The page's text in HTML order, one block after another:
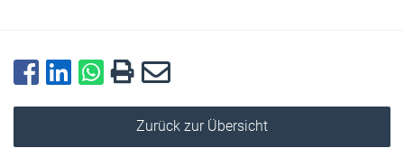
Zurück zur Übersicht